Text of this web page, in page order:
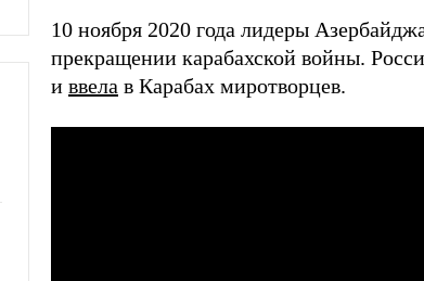
10 ноября 2020 года лидеры
прекращении карабахской войны.
и ввела в Карабах миротворцев.